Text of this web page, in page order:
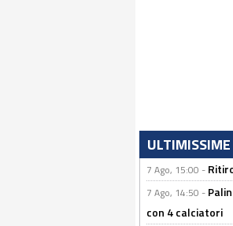
7 Ago, 15:00 -
7 Ago, 14:50 -
con 4 calciatori